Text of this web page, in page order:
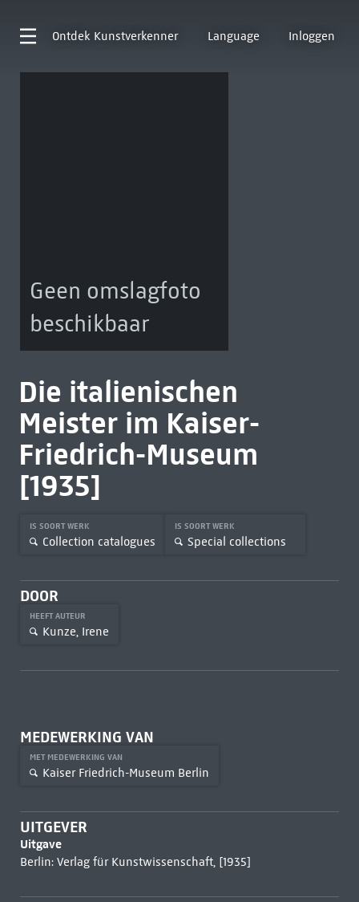
Ontdek Kunstverkenner Language Inloggen
Geen omslagfoto
beschikbaar
Die italienischen
Meister im Kaiser-
Friedrich-Museum
[1935]
IS SOORT WERK
Collection catalogues
IS SOORT WERK
Special collections
DOOR
HEEFT AUTEUR
Kunze, Irene
MEDEWERKING VAN
MET MEDEWERKING VAN
Kaiser Friedrich-Museum Berlin
UITGEVER
Uitgave
Berlin: Verlag für Kunstwissenschaft, [1935]